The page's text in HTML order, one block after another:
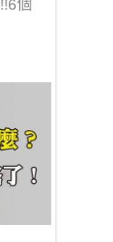
個